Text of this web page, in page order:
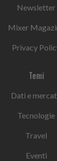
Newsletter
Mixer
Privacy
Temi
Dati e
Tecnologie
Travel
Eventi